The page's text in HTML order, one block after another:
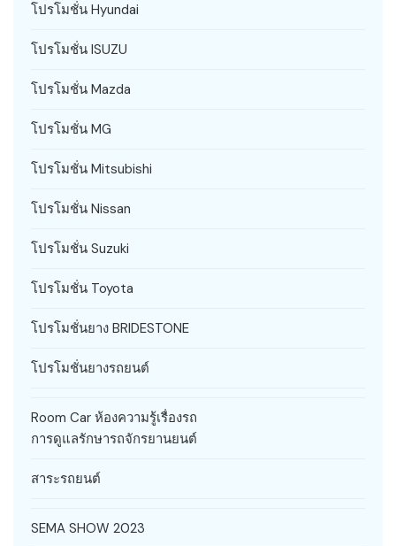
โปรโมชั่น Hyundai
โปรโมชั่น ISUZU
โปรโมชั่น Mazda
โปรโมชั่น MG
โปรโมชั่น Mitsubishi
โปรโมชั่น Nissan
โปรโมชั่น Suzuki
โปรโมชั่น Toyota
โปรโมชั่นยาง BRIDESTONE
โปรโมชั่นยางรถยนต์
Room Car ห้องความรู้เรื่องรถ
การดูแลรักษารถจักรยานยนต์
สาระรถยนต์
SEMA SHOW 2023